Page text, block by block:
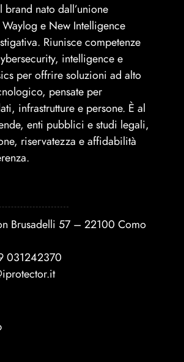
nato dall’unione
e New Intelligence
Riunisce competenze
intelligence e
per offrire soluzioni ad alto
pensate per
infrastrutture e persone. È al
enti pubblici e studi legali,
riservatezza e affidabilità
Brusadelli 57 – 22100 Como
031242370